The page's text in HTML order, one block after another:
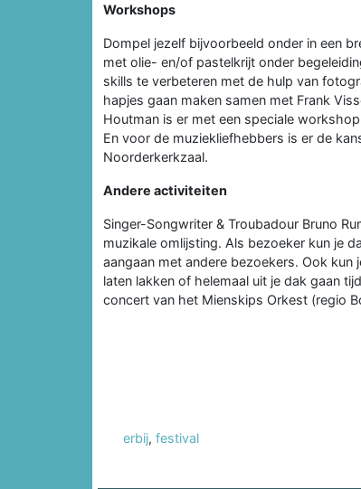
Workshops
Dompel jezelf bijvoorbeeld onder in een
met olie- en/of pastelkrijt onder
skills te verbeteren met de hulp van
hapjes gaan maken samen met Frank
Houtman is er met een speciale
En voor de muziekliefhebbers is er de
Noorderkerkzaal.
Andere activiteiten
Singer-Songwriter & Troubadour Bruno
muzikale omlijsting. Als bezoeker kun je
aangaan met andere bezoekers. Ook
laten lakken of helemaal uit je dak gaan
concert van het Mienskips Orkest (regio
erbij, festival